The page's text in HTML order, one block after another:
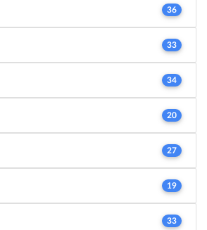
36
33
34
20
27
19
33